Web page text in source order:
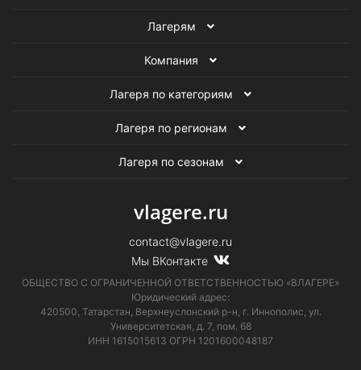
Лагерям
Компания
Лагеря по категориям
Лагеря по регионам
Лагеря по сезонам
vlagere.ru
contact@vlagere.ru
Мы ВКонтакте
ОБЩЕСТВО С ОГРАНИЧЕННОЙ ОТВЕТСТВЕННОСТЬЮ «ВЛАГЕРЕ»
Юридический адрес:
420500, Татарстан, Верхнеуслонский р-н, г. Иннополис, ул.
Университетская, д. 7, пом. 68
ИНН 1615015613 ОГРН 1201600048187